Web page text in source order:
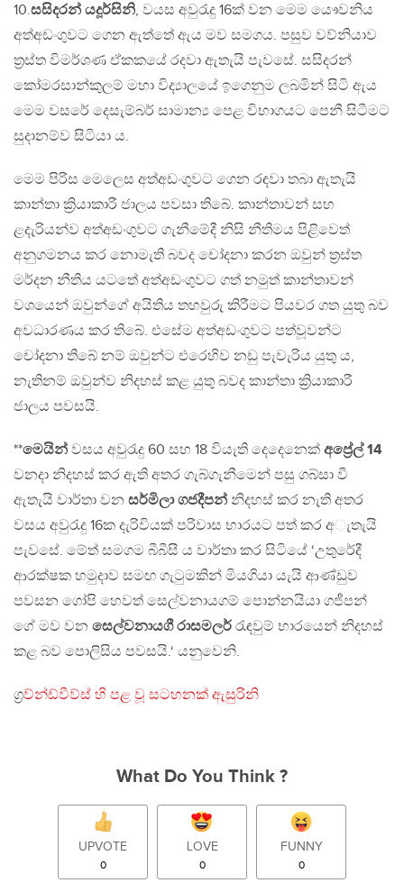
10.සසිදරන් යදූර්සිනි, වයස අවුරැදු 16ක් වන මෙම යෞවනිය
අත්අඩංගුවට ගෙන ඇත්තේ ඇය මව සමගය. පසුව වව්නියාව
ත්‍රස්ත විමර්ශණ ඒකකයේ රදවා ඇතැයි පැවසේ. සසිදරන්
කෝමරසාන්කුලම් මහා විද්‍යාලයේ ඉගෙනුම ලබමින් සිටි ඇය
මෙම වසරේ දෙසැම්බර් සාමාන්‍ය පෙළ විභාගයට පෙනී සිටීමට
සුදානම්ව සිටියා ය.
මෙම පිරිස මෙලෙස අත්අඩංගුවට ගෙන රඳවා තබා ඇතැයි
කාන්තා ක්‍රියාකාරී ජාලය පවසා තිබේ. කාන්තාවන් සහ
ළදැරියන්ව අත්අඩංගුවට ගැනීමේදී නිසි නීතිමය පිළිවෙත්
අනුගමනය කර නොමැති බවද චෝදනා කරන ඔවුන් ත්‍රස්ත
මර්දන නීතිය යටතේ අත්අඩංගුවට ගත් නමුත් කාන්තාවන්
වශයෙන් ඔවුන්ගේ අයිතිය තහවුරු කිරීමට පියවර ගත යුතු බව
අවධාරණය කර තිබේ. එසේම අත්අඩංගුවට පත්වූවන්ට
චෝදනා තිබේ නම් ඔවුන්ට එරෙහිව නඩු පැවැරිය යුතු ය,
නැතිනම් ඔවුන්ව නිදහස් කළ යුතු බවද කාන්තා ක්‍රියාකාරී
ජාලය පවසයි.
**මෙයින් වසය අවුරැදු 60 සහ 18 වියැති දෙදෙනෙක් අප්‍රේල් 14
වනදා නිදහස් කර ඇති අතර ගැබ්ගැනීමෙන් පසු ගබ්සා වී
ඇතැයි වාර්තා වන සර්මිලා ගජදීපන් නිදහස් කර නැති අතර
වසය අවුරැදු 16ක දැරිවියක් පරිවාස භාරයට පත් කර අැතැයි
පැවසේ. මේත් සමගම බීබීසී ය වාර්තා කර සිටියේ ‘උතුරේදී
ආරක්ෂක හමුදාව සමඟ ගැටුමකින් මියගියා යැයි ආණ්ඩුව
පවසන ගෝපි හෙවත් සෙල්වනායගම් පොන්නයියා ගජීපන්
ගේ මව වන සෙල්වනායගී රාසමලර් රැඳවුම් භාරයෙන් නිදහස්
කළ බව පොලිසිය පවසයි.‘ යනුවෙනි.
ග්‍රව්න්ඩ්වීව්ස් හි පළ වූ සටහනක් ඇසුරිනි
What Do You Think ?
UPVOTE
0
LOVE
0
FUNNY
0